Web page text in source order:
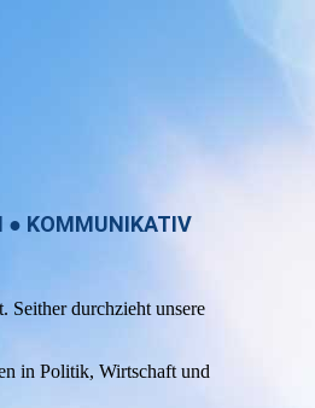
● KOMMUNIKATIV
Seither durchzieht unsere
in Politik, Wirtschaft und